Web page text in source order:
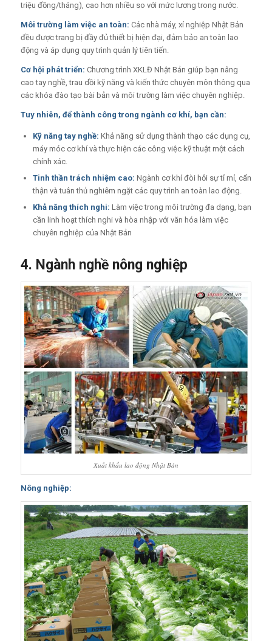
triệu đồng/tháng), cao hơn nhiều so với mức lương trong nước.
Môi trường làm việc an toàn: Các nhà máy, xí nghiệp Nhật Bản
đều được trang bị đầy đủ thiết bị hiện đại, đảm bảo an toàn lao
động và áp dụng quy trình quản lý tiên tiến.
Cơ hội phát triển: Chương trình XKLĐ Nhật Bản giúp bạn nâng
cao tay nghề, trau dồi kỹ năng và kiến thức chuyên môn thông qua
các khóa đào tạo bài bản và môi trường làm việc chuyên nghiệp.
Tuy nhiên, để thành công trong ngành cơ khí, bạn cần:
Kỹ năng tay nghề: Khả năng sử dụng thành thạo các dụng cụ,
máy móc cơ khí và thực hiện các công việc kỹ thuật một cách
chính xác.
Tinh thần trách nhiệm cao: Ngành cơ khí đòi hỏi sự tỉ mỉ, cẩn
thận và tuân thủ nghiêm ngặt các quy trình an toàn lao động.
Khả năng thích nghi: Làm việc trong môi trường đa dạng, bạn
cần linh hoạt thích nghi và hòa nhập với văn hóa làm việc
chuyên nghiệp của Nhật Bản
4. Ngành nghề nông nghiệp
Xuất khẩu lao động Nhật Bản
Nông nghiệp: